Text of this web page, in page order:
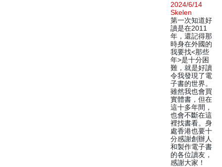
2024/6/14
Skelen
第一次知道好
讀是在2011
年，還記得那
時身在外國的
我要找<那些
年>是十分困
難，就是好讀
令我發現了電
子書的世界。
雖然我也會買
實體書，但在
這十多年間，
也會不斷在這
裡找書看。身
處香港也要十
分感謝創辦人
和製作電子書
的各位讀友，
感謝大家！